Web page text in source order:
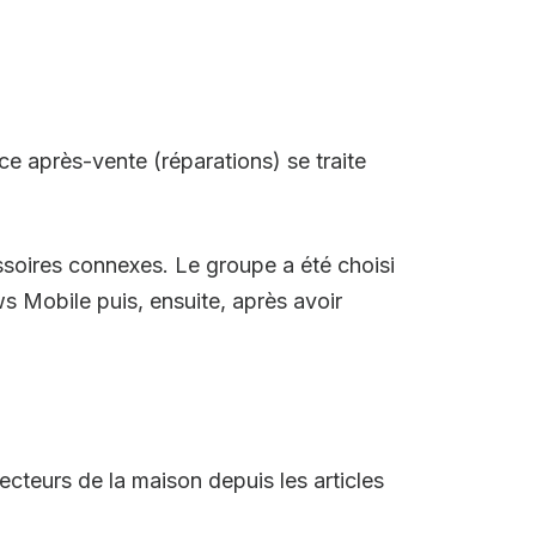
après-vente (réparations) se traite
connexes. Le groupe a été choisi
Mobile puis, ensuite, après avoir
de la maison depuis les articles